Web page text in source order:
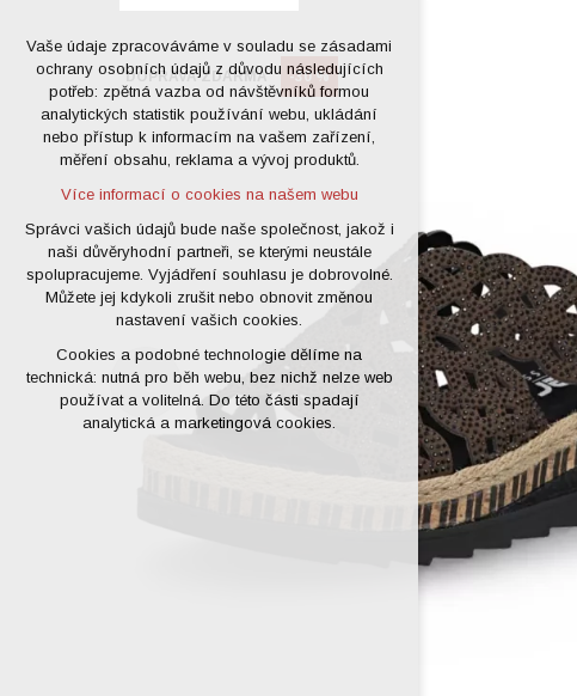
DOPRAVA ZDARMA -30 %
Technická cookies
nutná pro provozování webu
udržení kontextu stránek (session):
případná přihlášení, volby jazyka, apod.
Volitelná cookies
analytická pro anonymizované
vyhodnocení návštěvnosti
marketingová cookies (Google)
Více informací o cookies na našem webu
Přijmout všechny cookies
Odmítnout vše
Vaše údaje zpracováváme v souladu se zásadami
ochrany osobních údajů z důvodu následujících
potřeb: zpětná vazba od návštěvníků formou
analytických statistik používání webu, ukládání
nebo přístup k informacím na vašem zařízení,
měření obsahu, reklama a vývoj produktů.
Více informací o cookies na našem webu
Správci vašich údajů bude naše společnost, jakož i
naši důvěryhodní partneři, se kterými neustále
spolupracujeme. Vyjádření souhlasu je dobrovolné.
Můžete jej kdykoli zrušit nebo obnovit změnou
nastavení vašich cookies.
Cookies a podobné technologie dělíme na
technická: nutná pro běh webu, bez nichž nelze web
používat a volitelná. Do této části spadají
analytická a marketingová cookies.